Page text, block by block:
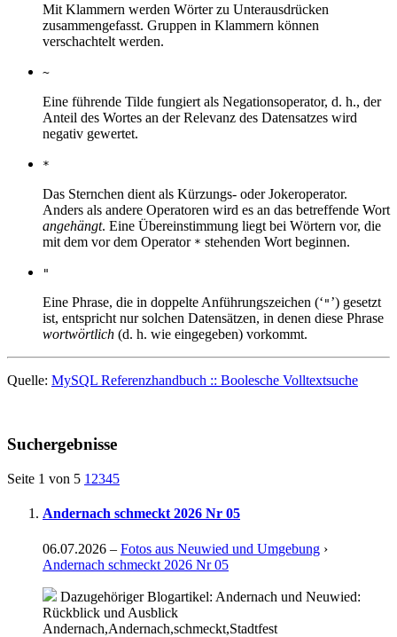
Mit Klammern werden Wörter zu Unterausdrücken
zusammengefasst. Gruppen in Klammern können
verschachtelt werden.
~
Eine führende Tilde fungiert als Negationsoperator, d. h., der
Anteil des Wortes an der Relevanz des Datensatzes wird
negativ gewertet.
*
Das Sternchen dient als Kürzungs- oder Jokeroperator.
Anders als andere Operatoren wird es an das betreffende Wort
angehängt. Eine Übereinstimmung liegt bei Wörtern vor, die
mit dem vor dem Operator * stehenden Wort beginnen.
"
Eine Phrase, die in doppelte Anführungszeichen (‘ " ’) gesetzt
ist, entspricht nur solchen Datensätzen, in denen diese Phrase
wortwörtlich (d. h. wie eingegeben) vorkommt.
Quelle: MySQL Referenzhandbuch :: Boolesche Volltextsuche
Suchergebnisse
Seite 1 von 5 1 2345
Andernach schmeckt 2026 Nr 05
06.07.2026 – Fotos aus Neuwied und Umgebung ›
Andernach schmeckt 2026 Nr 05
Dazugehöriger Blogartikel: Andernach und Neuwied:
Rückblick und Ausblick
Andernach,Andernach,schmeckt,Stadtfest